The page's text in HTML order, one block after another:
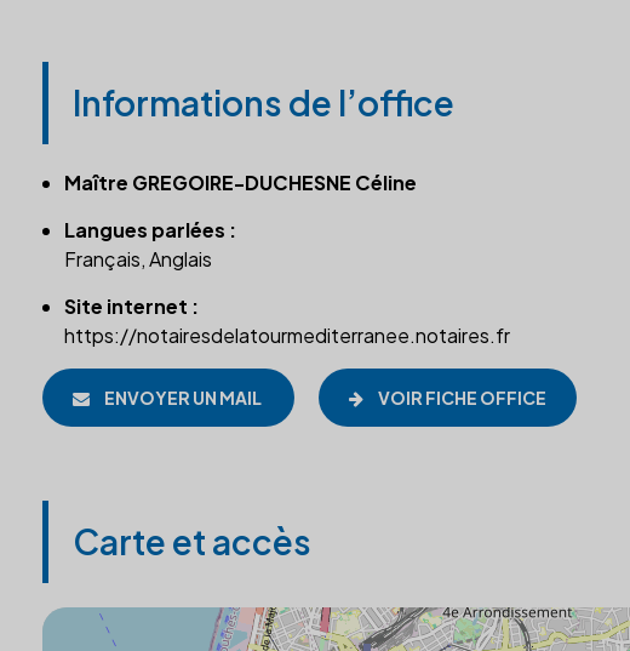
Informations de l’office
Maître GREGOIRE-DUCHESNE Céline
Langues parlées :
Français, Anglais
Site internet :
https://notairesdelatourmediterranee.notaires.fr
ENVOYER UN MAIL VOIR FICHE OFFICE
Carte et accès